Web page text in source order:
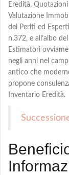
Eredità,
Valutazione
dei Periti ed
n.372, e all’albo
Estimatori
negli anni nel
antico che
propone
Inventario Eredità.